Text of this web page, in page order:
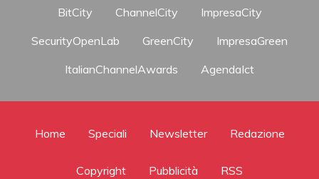
BitCity ChannelCity
ImpresaCity
SecurityOpenLab
GreenCity
ImpresaGreen
ItalianChannelAwards
AgendaIct
Home Speciali Newsletter Redazione
Copyright Pubblicità RSS